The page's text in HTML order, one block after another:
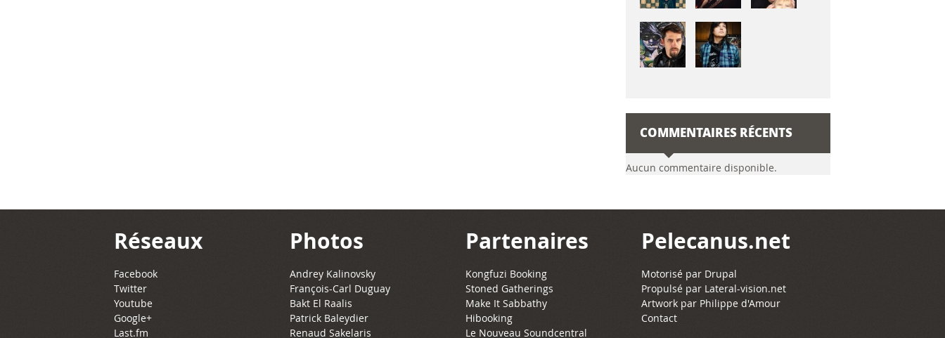
COMMENTAIRES RÉCENTS
Aucun commentaire disponible.
Réseaux
Facebook
Twitter
Youtube
Google+
Last.fm
Photos
Andrey Kalinovsky
François-Carl Duguay
Bakt El Raalis
Patrick Baleydier
Renaud Sakelaris
Partenaires
Kongfuzi Booking
Stoned Gatherings
Make It Sabbathy
Hibooking
Le Nouveau Soundcentral
Pelecanus.net
Motorisé par Drupal
Propulsé par Lateral-vision.net
Artwork par Philippe d'Amour
Contact